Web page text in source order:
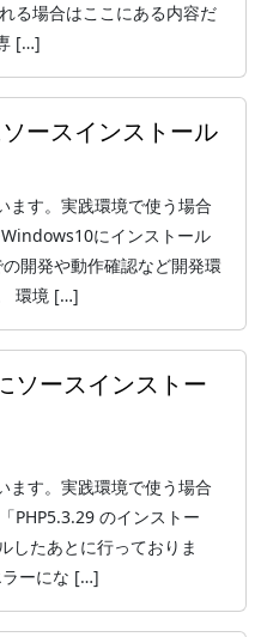
る場合はここにある内容だ
[…]
ースインストール
ます。実践環境で使う場合
にインストール
開発や動作確認など開発環
環境 […]
ソースインストー
ます。実践環境で使う場合
PHP5.3.29 のインストー
したあとに行っておりま
ーにな […]